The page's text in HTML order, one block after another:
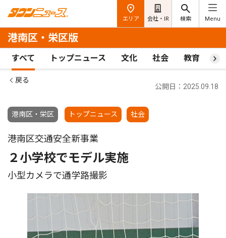
エリア 会社・IR 検索 Menu
港南区・栄区版
すべて トップニュース 文化 社会 教育 ス
戻る
港南区・栄区 トップニュース 社会
公開日：2025.09.18
港南区交通安全新事業
２小学校でモデル実施
小型カメラで通学路撮影